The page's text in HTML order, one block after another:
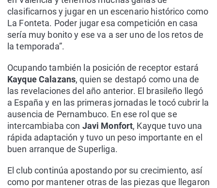
clasificarnos y jugar en un escenario histórico como
La Fonteta. Poder jugar esa competición en casa
sería muy bonito y ese va a ser uno de los retos de
la temporada”.
Ocupando también la posición de receptor estará
Kayque Calazans, quien se destapó como una de
las revelaciones del año anterior. El brasileño llegó
a España y en las primeras jornadas le tocó cubrir la
ausencia de Pernambuco. En ese rol que se
intercambiaba con Javi Monfort, Kayque tuvo una
rápida adaptación y tuvo un peso importante en el
buen arranque de Superliga.
El club continúa apostando por su crecimiento, así
como por mantener otras de las piezas que llegaron